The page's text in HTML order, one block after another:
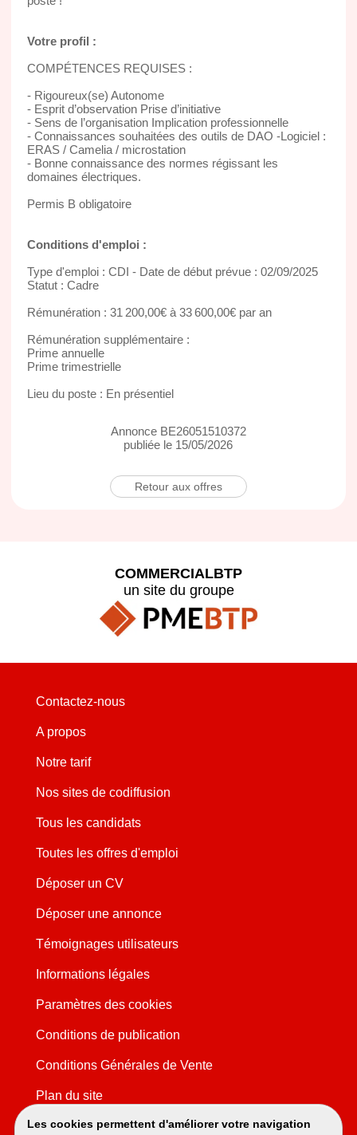
Votre profil :
COMPÉTENCES REQUISES :
- Rigoureux(se) Autonome
- Esprit d’observation Prise d’initiative
- Sens de l’organisation Implication professionnelle
- Connaissances souhaitées des outils de DAO -Logiciel :
ERAS / Camelia / microstation
- Bonne connaissance des normes régissant les
domaines électriques.
Permis B obligatoire
Conditions d'emploi :
Type d'emploi : CDI - Date de début prévue : 02/09/2025
Statut : Cadre
Rémunération : 31 200,00€ à 33 600,00€ par an
Rémunération supplémentaire :
Prime annuelle
Prime trimestrielle
Lieu du poste : En présentiel
Annonce BE26051510372
publiée le 15/05/2026
Retour aux offres
Les cookies permettent d'améliorer votre navigation
COMMERCIALBTP
un site du groupe
Contactez-nous
A propos
Notre tarif
Nos sites de codiffusion
Tous les candidats
Toutes les offres d'emploi
Déposer un CV
Déposer une annonce
Témoignages utilisateurs
Informations légales
Paramètres des cookies
Conditions de publication
Conditions Générales de Vente
Plan du site